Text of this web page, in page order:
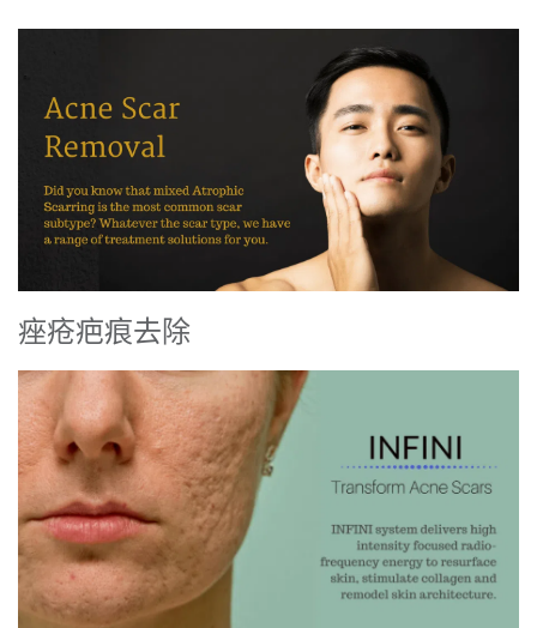
痤疮疤痕去除